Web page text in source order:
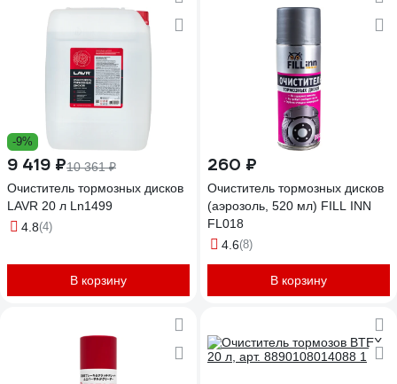
-9%
9 419 ₽10 361 ₽
Очиститель тормозных дисков
LAVR 20 л Ln1499
4.8(4)
В корзину
260 ₽
Очиститель тормозных дисков
(аэрозоль, 520 мл) FILL INN
FL018
4.6(8)
В корзину